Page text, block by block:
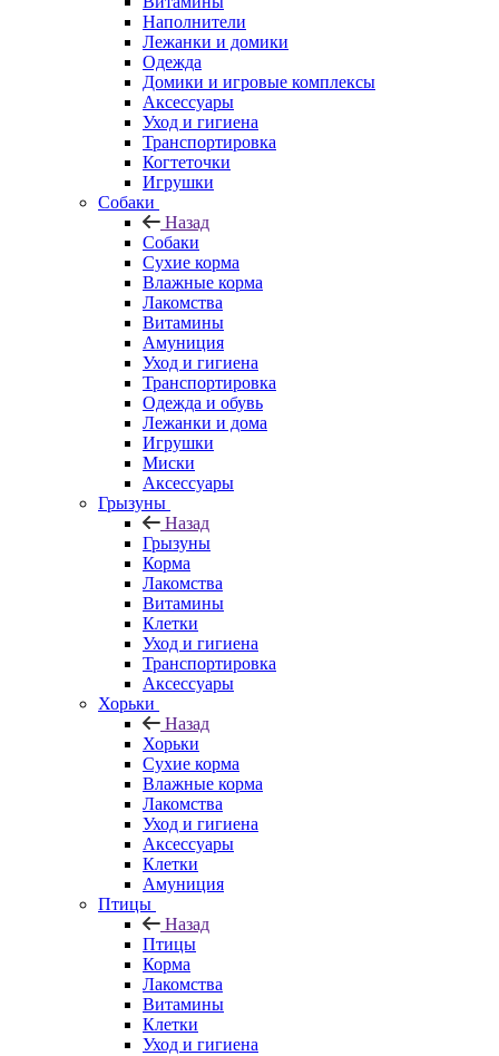
Наполнители
Лежанки и домики
Одежда
Домики и игровые комплексы
Аксессуары
Уход и гигиена
Транспортировка
Когтеточки
Игрушки
Собаки
Назад
Собаки
Сухие корма
Влажные корма
Лакомства
Витамины
Амуниция
Уход и гигиена
Транспортировка
Одежда и обувь
Лежанки и дома
Игрушки
Миски
Аксессуары
Грызуны
Назад
Грызуны
Корма
Лакомства
Витамины
Клетки
Уход и гигиена
Транспортировка
Аксессуары
Хорьки
Назад
Хорьки
Сухие корма
Влажные корма
Лакомства
Уход и гигиена
Аксессуары
Клетки
Амуниция
Птицы
Назад
Птицы
Корма
Лакомства
Витамины
Клетки
Уход и гигиена